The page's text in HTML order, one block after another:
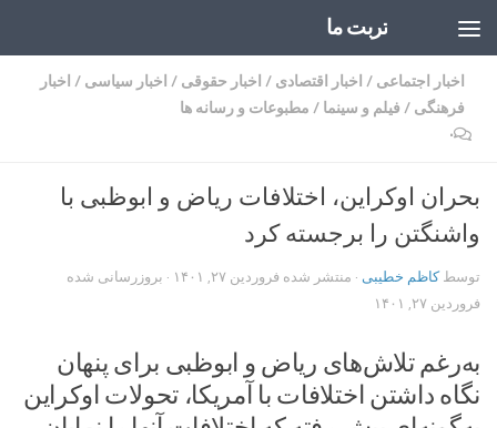
تربت ما
اخبار اجتماعی / اخبار اقتصادی / اخبار حقوقی / اخبار سیاسی / اخبار
فرهنگی / فیلم و سینما / مطبوعات و رسانه ها
۰
بحران اوکراین، اختلافات ریاض و ابوظبی با
واشنگتن را برجسته کرد
توسطکاظم خطیبی · منتشر شده فروردین ۲۷, ۱۴۰۱
· بروزرسانی شده
فروردین ۲۷, ۱۴۰۱
به‌رغم تلاش‌‌های ریاض و ابوظبی برای پنهان
نگاه داشتن اختلافات با آمریکا، تحولات اوکراین